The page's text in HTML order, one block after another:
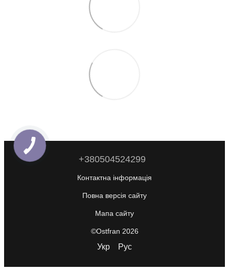
+380504524299
Контактна інформація
Повна версія сайту
Мапа сайту
©Ostfran 2026
Укр Рус